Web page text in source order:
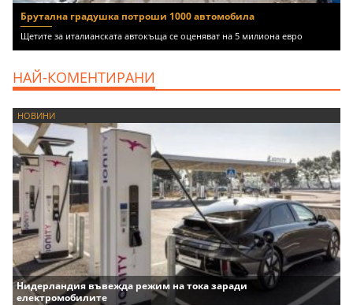
Брутална градушка потроши 1000 автомобила
Щетите за италианската автокъща се оценяват на 5 милиона евро
НАЙ-КОМЕНТИРАНИ
НОВИНИ
Нидерландия въвежда режим на тока заради
електромобилите